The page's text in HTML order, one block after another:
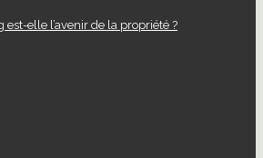
elle l’avenir de la propriété ?